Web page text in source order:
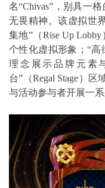
名“Chivas”，别具一
无畏精神。该虚拟世
集地”（Rise Up
个性化虚拟形象；“高
理念展示品牌元素
台”（Regal Stage）
与活动参与者开展一系